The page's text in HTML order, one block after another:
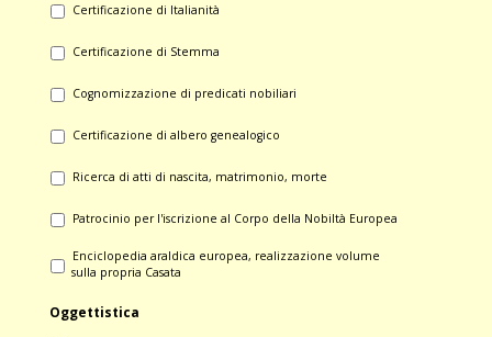
- Certificazione di Italianità
- Certificazione di Stemma
- Cognomizzazione di predicati nobiliari
- Certificazione di albero genealogico
- Ricerca di atti di nascita, matrimonio, morte
- Patrocinio per l'iscrizione al Corpo della Nobiltà Europea
- Enciclopedia araldica europea, realizzazione volume
sulla propria Casata
Oggettistica